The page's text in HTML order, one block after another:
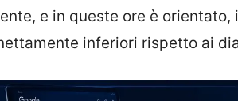
e in queste ore è
inferiori rispetto ai